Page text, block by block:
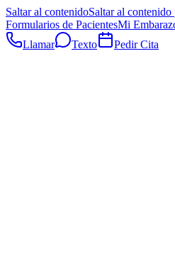
Saltar al contenidoSaltar al
Formularios de PacientesMi
Llamar
Texto Pedir Cita